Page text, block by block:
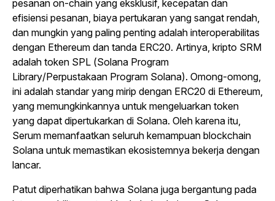
pesanan on-chain yang eksklusif, kecepatan dan
efisiensi pesanan, biaya pertukaran yang sangat rendah,
dan mungkin yang paling penting adalah interoperabilitas
dengan Ethereum dan tanda ERC20. Artinya, kripto SRM
adalah token SPL (Solana Program
Library/Perpustakaan Program Solana). Omong-omong,
ini adalah standar yang mirip dengan ERC20 di Ethereum,
yang memungkinkannya untuk mengeluarkan token
yang dapat dipertukarkan di Solana. Oleh karena itu,
Serum memanfaatkan seluruh kemampuan blockchain
Solana untuk memastikan ekosistemnya bekerja dengan
lancar.
Patut diperhatikan bahwa Solana juga bergantung pada